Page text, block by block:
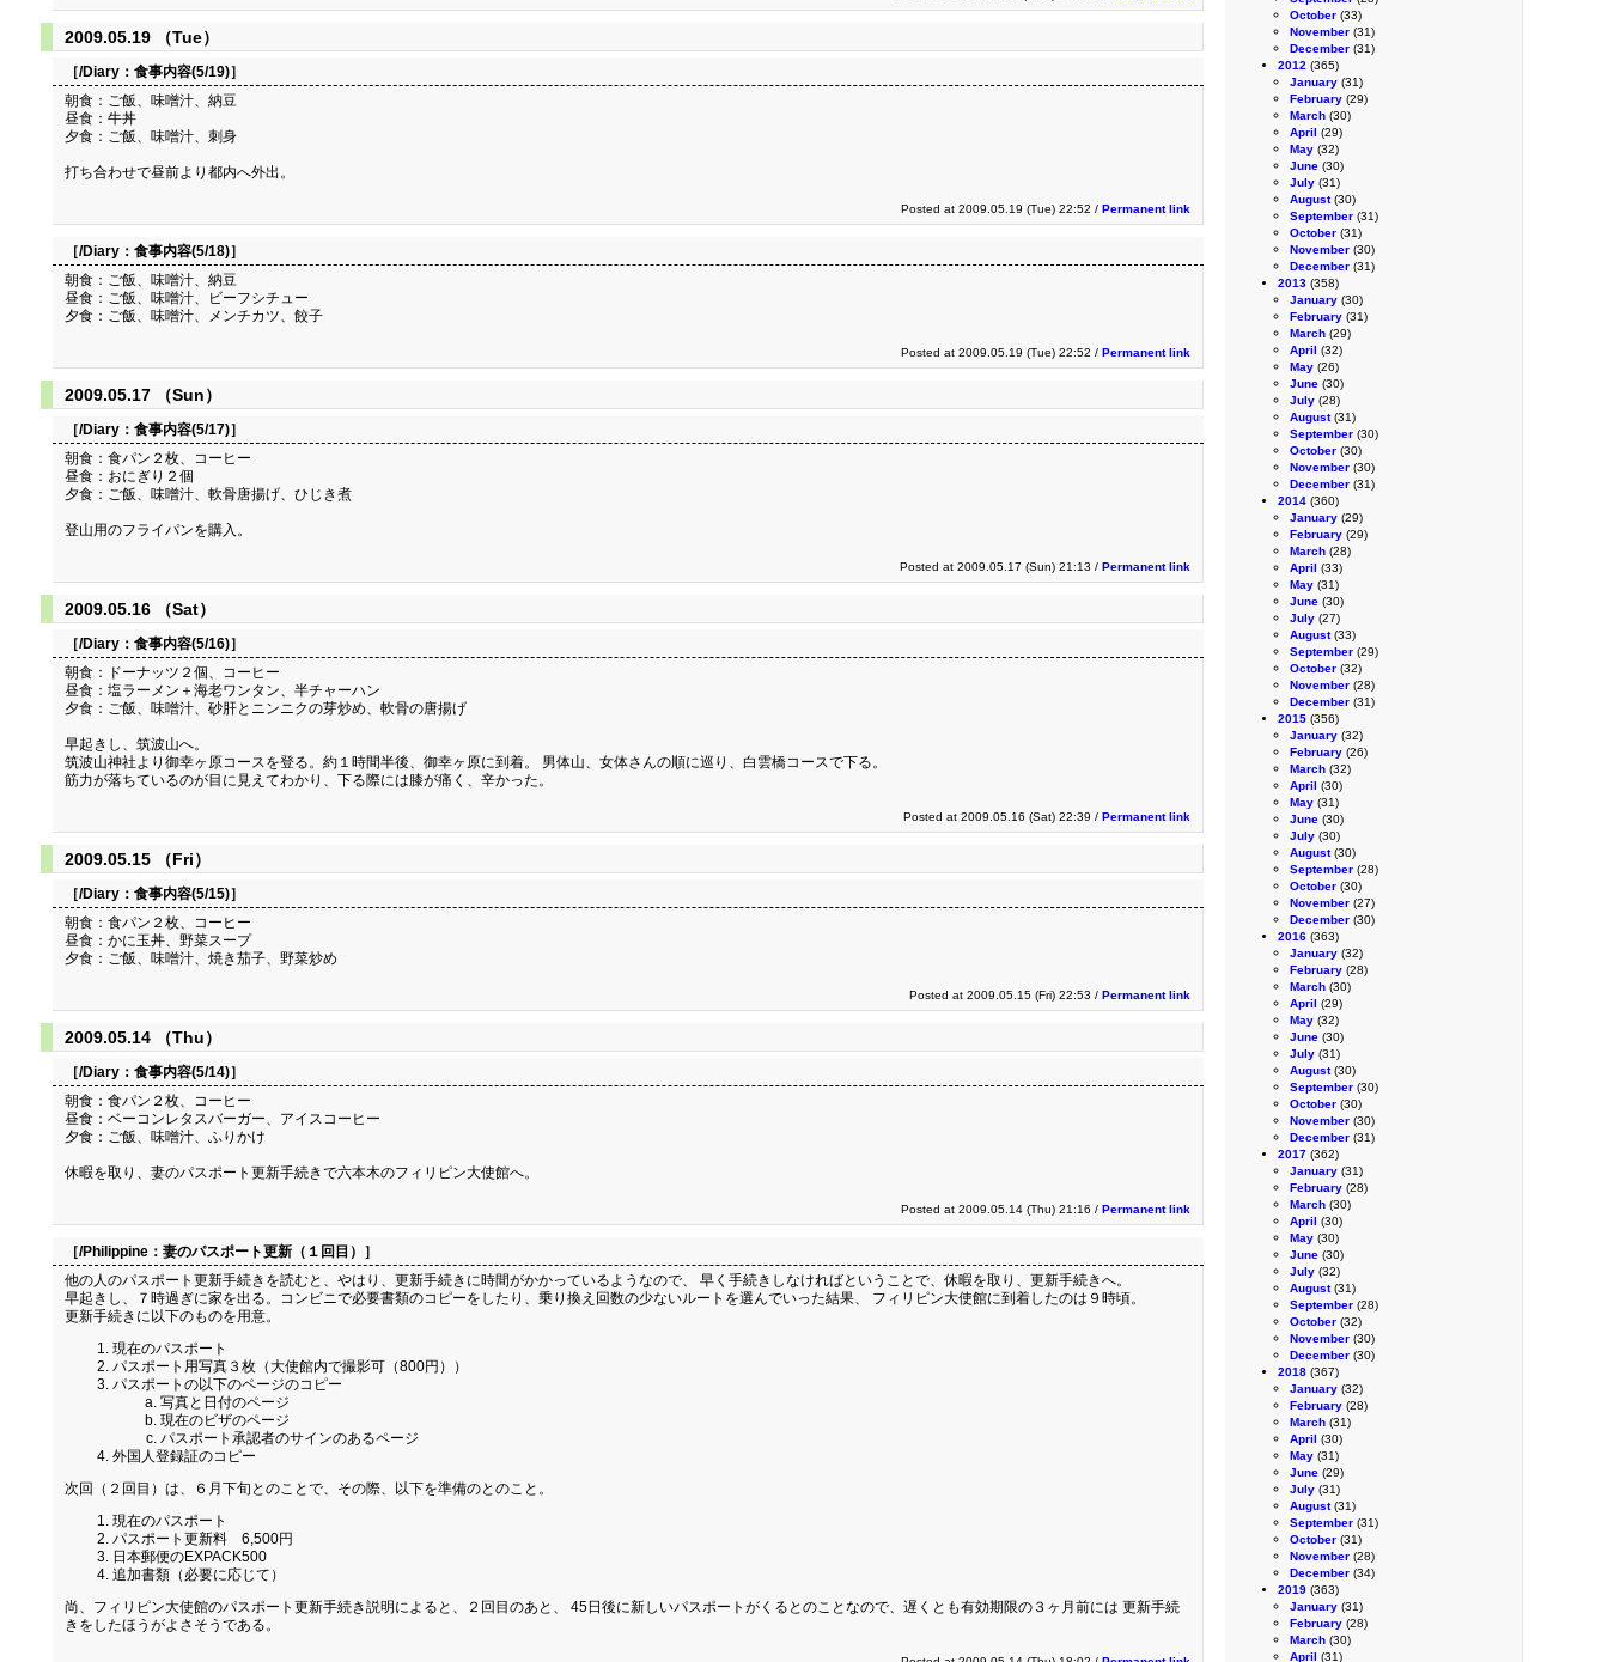
October (33)
November (31)
December (31)
2012 (365)
January (31)
February (29)
March (30)
April (29)
May (32)
June (30)
July (31)
August(30)
September (31)
October (31)
November (30)
December (31)
2013 (358)
January (30)
February (31)
March (29)
April (32)
May (26)
June (30)
July (28)
August(31)
September (30)
October (30)
November (30)
December (31)
2014 (360)
January (29)
February (29)
March (28)
April (33)
May (31)
June (30)
July (27)
August(33)
September (29)
October (32)
November (28)
December (31)
2015 (356)
January (32)
February (26)
March (32)
April (30)
May (31)
June (30)
July (30)
August(30)
September (28)
October (30)
November (27)
December (30)
2016 (363)
January (32)
February (28)
March (30)
April (29)
May (32)
June (30)
July (31)
August(30)
September (30)
October (30)
November (30)
December (31)
2017 (362)
January (31)
February (28)
March (30)
April (30)
May (30)
June (30)
July (32)
August(31)
September (28)
October (32)
November (30)
December (30)
2018 (367)
January (32)
February (28)
March (31)
April (30)
May (31)
June (29)
July (31)
August(31)
September (31)
October (31)
November (28)
December (34)
2019 (363)
January (31)
February (28)
March (30)
April (31)
2009.05.19 （Tue）
［/Diary： 食事内容(5/19)］
朝食：ご飯、味噌汁、納豆
昼食：牛丼
夕食：ご飯、味噌汁、刺身
打ち合わせで昼前より都内へ外出。
Posted at 2009.05.19 (Tue) 22:52 / Permanent link
［/Diary： 食事内容(5/18)］
朝食：ご飯、味噌汁、納豆
昼食：ご飯、味噌汁、ビーフシチュー
夕食：ご飯、味噌汁、メンチカツ、餃子
Posted at 2009.05.19 (Tue) 22:52 / Permanent link
2009.05.17 （Sun）
［/Diary： 食事内容(5/17)］
朝食：食パン２枚、コーヒー
昼食：おにぎり２個
夕食：ご飯、味噌汁、軟骨唐揚げ、ひじき煮
登山用のフライパンを購入。
Posted at 2009.05.17 (Sun) 21:13 / Permanent link
2009.05.16 （Sat）
［/Diary： 食事内容(5/16)］
朝食：ドーナッツ２個、コーヒー
昼食：塩ラーメン＋海老ワンタン、半チャーハン
夕食：ご飯、味噌汁、砂肝とニンニクの芽炒め、軟骨の唐揚げ
早起きし、筑波山へ。
筑波山神社より御幸ヶ原コースを登る。約１時間半後、御幸ヶ原に到着。 男体山、女体さんの順に巡り、白雲橋コースで下る。
筋力が落ちているのが目に見えてわかり、下る際には膝が痛く、辛かった。
Posted at 2009.05.16 (Sat) 22:39 / Permanent link
2009.05.15 （Fri）
［/Diary： 食事内容(5/15)］
朝食：食パン２枚、コーヒー
昼食：かに玉丼、野菜スープ
夕食：ご飯、味噌汁、焼き茄子、野菜炒め
Posted at 2009.05.15 (Fri) 22:53 / Permanent link
2009.05.14 （Thu）
［/Diary： 食事内容(5/14)］
朝食：食パン２枚、コーヒー
昼食：ベーコンレタスバーガー、アイスコーヒー
夕食：ご飯、味噌汁、ふりかけ
休暇を取り、妻のパスポート更新手続きで六本木のフィリピン大使館へ。
Posted at 2009.05.14 (Thu) 21:16 / Permanent link
［/Philippine： 妻のパスポート更新（１回目） ］
他の人のパスポート更新手続きを読むと、やはり、更新手続きに時間がかかっているようなので、 早く手続きしなければということで、休暇を取り、更新手続きへ。
早起きし、７時過ぎに家を出る。コンビニで必要書類のコピーをしたり、乗り換え回数の少ないルートを選んでいった結果、 フィリピン大使館に到着したのは９時頃。
更新手続きに以下のものを用意。
現在のパスポート
パスポート用写真３枚（大使館内で撮影可（800円））
パスポートの以下のページのコピー
写真と日付のページ
現在のビザのページ
パスポート承認者のサインのあるページ
外国人登録証のコピー
次回（２回目）は、６月下旬とのことで、その際、以下を準備のとのこと。
現在のパスポート
パスポート更新料 6,500円
日本郵便のEXPACK500
追加書類（必要に応じて）
尚、フィリピン大使館のパスポート更新手続き説明によると、２回目のあと、 45日後に新しいパスポートがくるとのことなので、遅くとも有効期限の３ヶ月前には 更新手続
きをしたほうがよさそうである。